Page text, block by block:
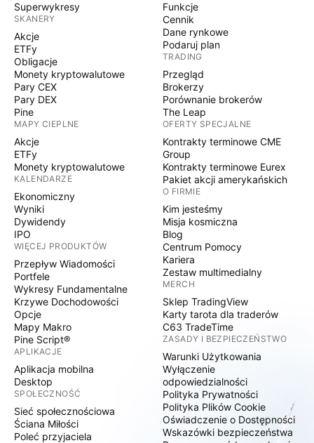
Superwykresy
SKANERY
Akcje
ETFy
Obligacje
Monety kryptowalutowe
Pary CEX
Pary DEX
Pine
MAPY CIEPLNE
Akcje
ETFy
Monety kryptowalutowe
KALENDARZE
Ekonomiczny
Wyniki
Dywidendy
IPO
WIĘCEJ PRODUKTÓW
Przepływ Wiadomości
Portfele
Wykresy Fundamentalne
Krzywe Dochodowości
Opcje
Mapy Makro
Pine Script®
APLIKACJE
Aplikacja mobilna
Desktop
SPOŁECZNOŚĆ
Sieć społecznościowa
Ściana Miłości
Poleć przyjaciela
Funkcje
Cennik
Dane rynkowe
Podaruj plan
TRADING
Przegląd
Brokerzy
Porównanie brokerów
The Leap
OFERTY SPECJALNE
Kontrakty terminowe CME
Group
Kontrakty terminowe Eurex
Pakiet akcji amerykańskich
O FIRMIE
Kim jesteśmy
Misja kosmiczna
Blog
Centrum Pomocy
Kariera
Zestaw multimedialny
MERCH
Sklep TradingView
Karty tarota dla traderów
C63 TradeTime
ZASADY I BEZPIECZEŃSTWO
Warunki Użytkowania
Wyłączenie
odpowiedzialności
Polityka Prywatności
Polityka Plików Cookie
Oświadczenie o Dostępności
Wskazówki bezpieczeństwa